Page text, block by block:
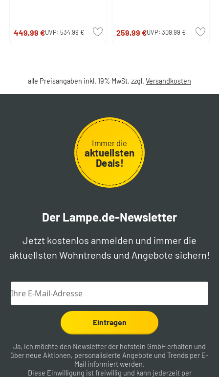
449,99 €UVP:534,99 € 259,99 €UVP:309,99 €
alle Preisangaben inkl. 19% MwSt. zzgl. Versandkosten
Immer die
aktuellsten
Deals!
Der Lampe.de-Newsletter
Jetzt kostenlos anmelden und immer die
aktuellsten Wohntrends und Angebote sichern!
Eintragen
Ja, ich möchte den Newsletter der hofstein GmbH erhalten und
über neue Aktionen, personalisierte Angebote und Trends per E-
Mail informiert werden.
Diese Einwilligung ist freiwillig und kann jederzeit per